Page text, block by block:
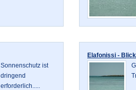
Sonnenschutz ist
dringend
erforderlich.....
Elafonissi -